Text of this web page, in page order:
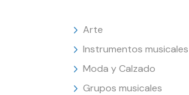
Arte
Instrumentos musicales
Moda y Calzado
Grupos musicales